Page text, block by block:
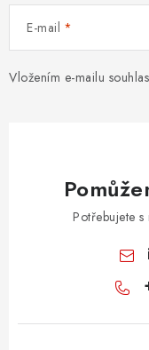
E-mail
Vložením e-mailu
Potřebujete